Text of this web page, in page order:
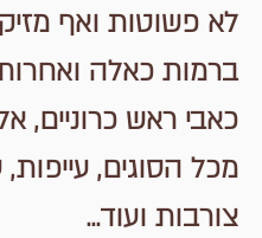
לא פשוטות ואף
ברמות כאלה
כאבי ראש כרוניים,
מכל הסוגים, עייפות,
צורבות ועוד...